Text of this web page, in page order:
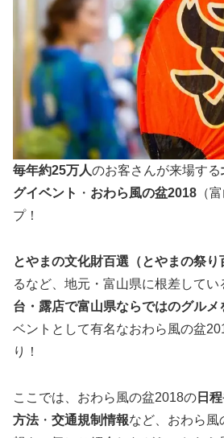
毎年約25万人のお客さんが来場する
グイベント ・ おわら風の盆2018 （
プ！
とやまの文化財百選（とやまの祭り
るなど、地元・富山県に根差してい
台・露店で富山県ならではのグルメ
ベントとして有名なおわら風の盆
り！
ここでは、おわら風の盆2018の 日程
方法・ 交通規制情報など、おわら風